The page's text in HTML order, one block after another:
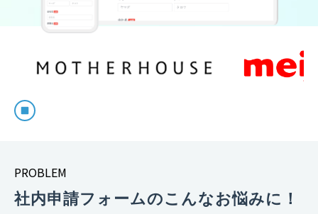
PROBLEM
社内申請フォームのこんなお悩みに！